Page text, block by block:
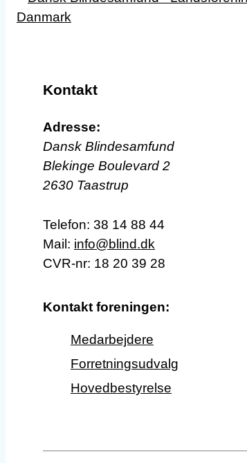
Kontakt
Adresse:
Dansk Blindesamfund
Blekinge Boulevard 2
2630 Taastrup
Telefon: 38 14 88 44
Mail: info@blind.dk
CVR-nr: 18 20 39 28
Kontakt foreningen:
Medarbejdere
Forretningsudvalg
Hovedbestyrelse